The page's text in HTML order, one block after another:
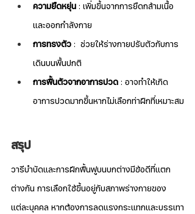
ความยืดหยุ่น : เพิ่มขึ้นจากการยืดกล้ามเนื้อ
และออกกำลังกาย
การทรงตัว :  ช่วยให้ร่างกายปรับตัวกับการ
เดินบนพื้นปกติ
การฟื้นตัวจากอาการปวด : อาจทำให้เกิด
อาการปวดมากขึ้นหากไม่เลือกท่าฝึกที่เหมาะสม
สรุป
วารีบำบัดและการฝึกฟื้นฟูบนบกต่างมีข้อดีที่แตก
ต่างกัน การเลือกใช้ขึ้นอยู่กับสภาพร่างกายของ
แต่ละบุคคล หากต้องการลดแรงกระแทกและบรรเทา